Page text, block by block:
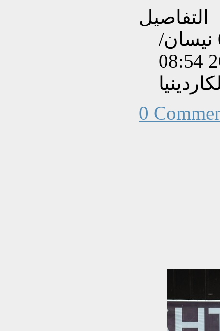
التفاصيل
تم إنشاءه بتاريخ الأربعاء, 03 نيسان/
0